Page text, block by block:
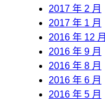
2017 年 2 月
2017 年 1 月
2016 年 12 月
2016 年 9 月
2016 年 8 月
2016 年 6 月
2016 年 5 月